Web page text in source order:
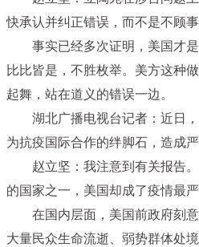
快承认并纠正错误，而不是不顾
事实已经多次证明，美国才
比比皆是，不胜枚举。美方这种
起舞，站在道义的错误一边。
湖北广播电视台记者：近日
为抗疫国际合作的绊脚石，造成
赵立坚：我注意到有关报告
的国家之一，美国却成了疫情最
在国内层面，美国前政府刻
大量民众生命流逝、弱势群体处